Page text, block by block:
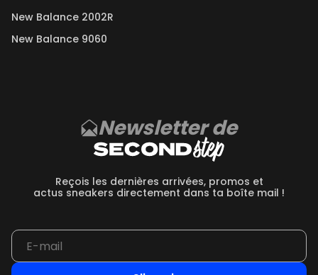
New Balance 2002R
New Balance 9060
Newsletter de
Reçois les dernières arrivées, promos et
actus sneakers directement dans ta boîte mail !